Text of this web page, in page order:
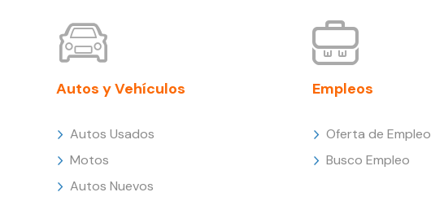
Autos y Vehículos
Autos Usados
Motos
Autos Nuevos
Empleos
Oferta de Empleo
Busco Empleo